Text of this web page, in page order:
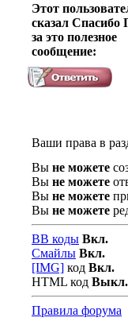
Этот
сказал Спасибо
за это полезное
сообщение:
Ваши права в
Вы не можете
Вы не можете
Вы не можете
Вы не можете
BB коды Вкл.
Смайлы Вкл.
[IMG] код Вкл.
HTML код Выкл.
Правила форума